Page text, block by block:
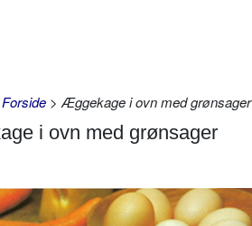
Forside > Æggekage i ovn med grønsager
i ovn med grønsager